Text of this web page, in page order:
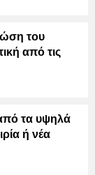
του
από τις
τα υψηλά
ή νέα